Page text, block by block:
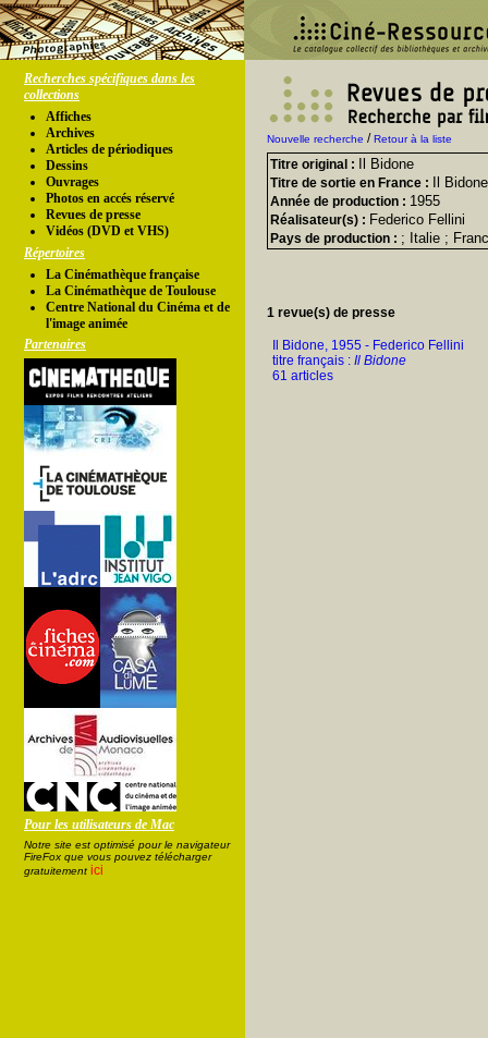
Recherches spécifiques dans les
collections
Affiches
Archives
Articles de périodiques
Dessins
Ouvrages
Photos en accés réservé
Revues de presse
Vidéos (DVD et VHS)
Répertoires
La Cinémathèque française
La Cinémathèque de Toulouse
Centre National du Cinéma et de
l'image animée
Partenaires
Pour les utilisateurs de Mac
Notre site est optimisé pour le navigateur
FireFox que vous pouvez télécharger
gratuitement ici
Nouvelle recherche /Retour à la liste
Titre original : Il Bidone
Titre de sortie en France : Il Bidone
Année de production : 1955
Réalisateur(s) : Federico Fellini
Pays de production : ; Italie ;
1 revue(s) de presse
Il Bidone, 1955 - Federico Fellini
titre français : Il Bidone
61 articles